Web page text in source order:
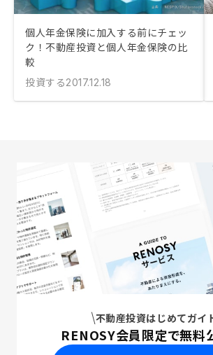
個人年金保険に加入する前にチェッ
ク！不動産投資と個人年金保険の比
較
投資する2017.12.18
不動産投資はじめてガイ
RENOSY会員限定で無料